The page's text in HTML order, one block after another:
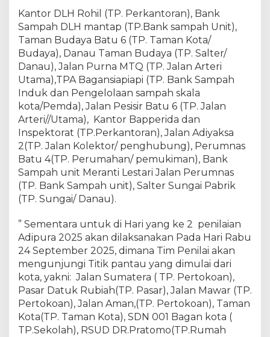
K
e
m
e
n
t
r
i
a
n
L
H
K
Kantor DLH Rohil (TP. Perkantoran), Bank
Sampah DLH mantap (TP.Bank sampah Unit),
Taman Budaya Batu 6 (TP. Taman Kota/
Budaya), Danau Taman Budaya (TP. Salter/
Danau), Jalan Purna MTQ (TP. Jalan Arteri
Utama),TPA Bagansiapiapi (TP. Bank Sampah
Induk dan Pengelolaan sampah skala
kota/Pemda), Jalan Pesisir Batu 6 (TP. Jalan
Arteri//Utama), Kantor Bapperida dan
Inspektorat (TP.Perkantoran), Jalan Adiyaksa
2(TP. Jalan Kolektor/ penghubung), Perumnas
Batu 4(TP. Perumahan/ pemukiman), Bank
Sampah unit Meranti Lestari Jalan Perumnas
(TP. Bank Sampah unit), Salter Sungai Pabrik
(TP. Sungai/ Danau).
” Sementara untuk di Hari yang ke 2 penilaian
Adipura 2025 akan dilaksanakan Pada Hari Rabu
24 September 2025, dimana Tim Penilai akan
mengunjungi Titik pantau yang dimulai dari
kota, yakni: Jalan Sumatera ( TP. Pertokoan),
Pasar Datuk Rubiah(TP. Pasar), Jalan Mawar (TP.
Pertokoan), Jalan Aman,(TP. Pertokoan), Taman
Kota(TP. Taman Kota), SDN 001 Bagan kota (
TP.Sekolah), RSUD DR.Pratomo(TP.Rumah